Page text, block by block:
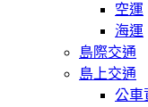
空運
海運
島際交通
島上交通
公車